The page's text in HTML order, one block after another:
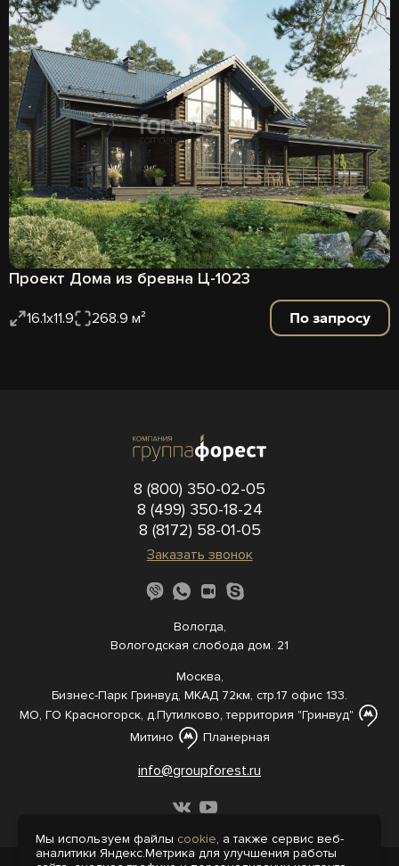
Проект Дома из бревна Ц-1023
16.1x11.9 268.9 м² По запросу
8 (800) 350-02-05
8 (499) 350-18-24
8 (8172) 58-01-05
Заказать звонок
Вологда,
Вологодская слобода дом. 21
Москва,
Бизнес-Парк Гринвуд, МКАД 72км, стр.17 офис 133.
МО, ГО Красногорск, д.Путилково, территория "Гринвуд"
Митино
Планерная
info@groupforest.ru
Мы используем файлы cookie, а также сервис веб-
аналитики Яндекс.Метрика для улучшения работы